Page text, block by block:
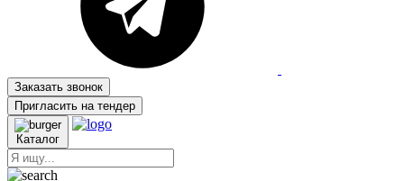
Заказать звонок
Пригласить на тендер
Каталог